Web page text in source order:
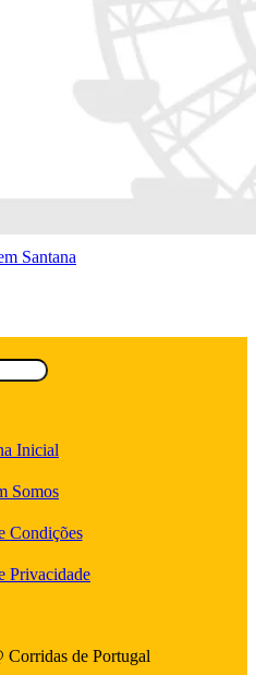
Santana
Inicial
Somos
Condições
Privacidade
de Portugal